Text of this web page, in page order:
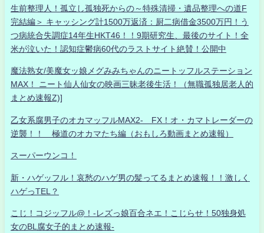
生前整理人！孤立し孤独死からの～特殊清掃・遺品整理への道F
完結編＞ キャッシング計1500万返済：厨二病借金3500万円！う
つ病統合失調症14年生HKT46！！9期研究生、最後のサイト！全
米が泣いた！認知症鬱病60代のラストサイト絶賛！公開中
魔法熟女/美魔女ッ娘メグみみちゃんのニートッフルステーション
MAX！ ニート仙人仙女の映画三昧老後生活！（無職孤独居老人的
まとめ速報Z)]
乙女系腐男子のオカマッフルMAX2- FX！オ・カマトレーダーの
逆襲！！ 極道のオカマたち編（おもしろ動画まとめ速報）
スーパーウンコ！
新・ハゲッフル！哀愁のハゲ男の髪ってるまとめ速報！！激しく
ハゲっTEL？
こじ！コジッフル@！-レズっ娘百合ネエ！こじらせ！50独身処
女のBL腐女子的まとめ速報-